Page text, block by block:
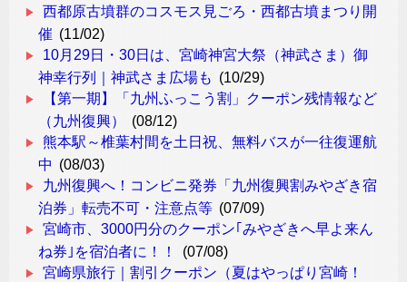
西都原古墳群のコスモス見ごろ・西都古墳まつり開
催 (11/02)
10月29日・30日は、宮崎神宮大祭（神武さま）御
神幸行列｜神武さま広場も (10/29)
【第一期】「九州ふっこう割」クーポン残情報など
（九州復興）
(08/12)
熊本駅～椎葉村間を土日祝、無料バスが一往復運航
中 (08/03)
九州復興へ！コンビニ発券「九州復興割みやざき宿
泊券」転売不可・注意点等 (07/09)
宮崎市、3000円分のクーポン｢みやざきへ早よ来ん
ね券｣を宿泊者に！！
(07/08)
宮崎県旅行｜割引クーポン（夏はやっぱり宮崎！